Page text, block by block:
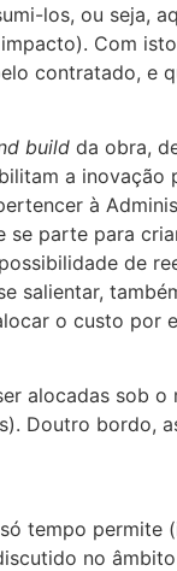
los, ou seja,
Com
contratado, e
build da obra,
a
à
parte para
de
salientar,
o custo por
alocadas sob
Doutro bordo,
tempo permite
no